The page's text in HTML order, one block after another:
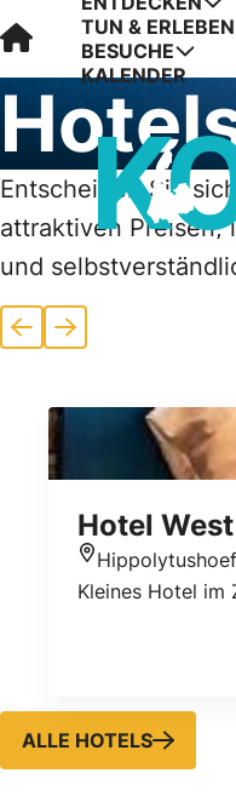
Visit Kop van Holland
TUN & ERLEBEN
BESUCHE
KALENDER
Entscheiden Sie
attraktiven Preisen,
und
Vorherige
Nächste
Hotel
Standort
Hippolytushoef
Kleines Hotel im
ALLE HOTELS